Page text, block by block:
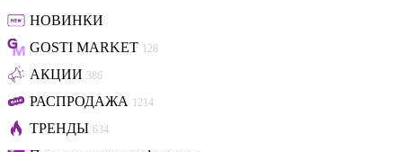
НОВИНКИ
GOSTI MARKET 128
АКЦИИ 386
РАСПРОДАЖА 1214
ТРЕНДЫ 634